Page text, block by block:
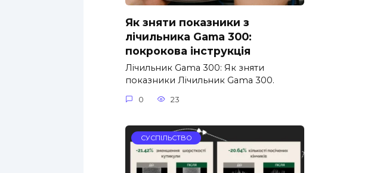
Як зняти показники з
лічильника Gama 300:
покрокова інструкція
Лічильник Gama 300: Як зняти
показники Лічильник Gama 300.
0 23
СУСПІЛЬСТВО